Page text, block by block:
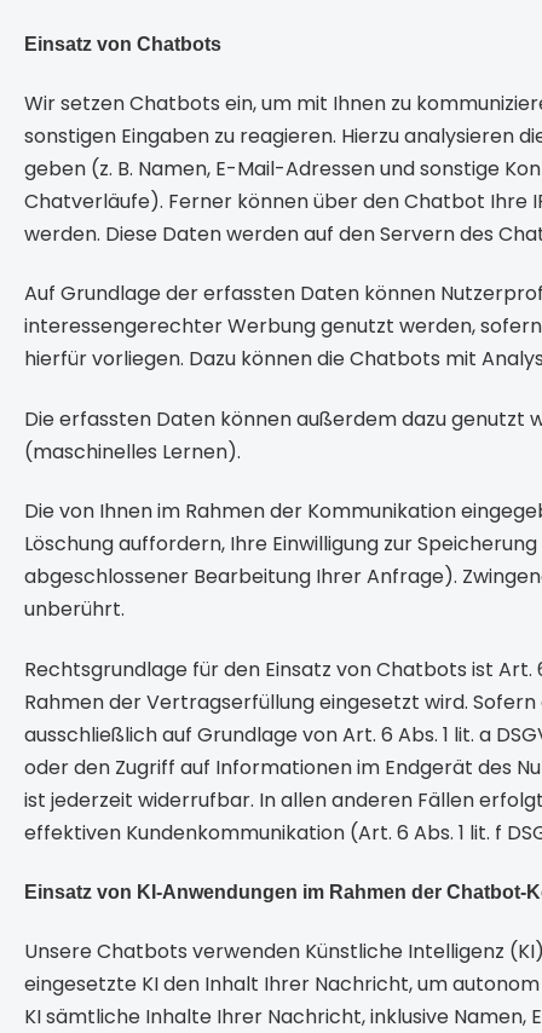
Einsatz von Chatbots
Wir setzen Chatbots ein, um mit Ihnen zu
sonstigen Eingaben zu reagieren. Hierzu analysieren
geben (z. B. Namen, E-Mail-Adressen und sonstige
Chatverläufe). Ferner können über den Chatbot Ihre
werden. Diese Daten werden auf den Servern des
Auf Grundlage der erfassten Daten können
interessengerechter Werbung genutzt werden,
hierfür vorliegen. Dazu können die Chatbots mit
Die erfassten Daten können außerdem dazu
(maschinelles Lernen).
Die von Ihnen im Rahmen der Kommunikation
Löschung auffordern, Ihre Einwilligung zur
abgeschlossener Bearbeitung Ihrer Anfrage).
unberührt.
Rechtsgrundlage für den Einsatz von Chatbots ist
Rahmen der Vertragserfüllung eingesetzt wird.
ausschließlich auf Grundlage von Art. 6 Abs. 1 lit. a
oder den Zugriff auf Informationen im Endgerät des
ist jederzeit widerrufbar. In allen anderen Fällen
effektiven Kundenkommunikation (Art. 6 Abs. 1 lit. f
Einsatz von KI-Anwendungen im Rahmen der Chatbot-
Unsere Chatbots verwenden Künstliche Intelligenz
eingesetzte KI den Inhalt Ihrer Nachricht, um
KI sämtliche Inhalte Ihrer Nachricht, inklusive